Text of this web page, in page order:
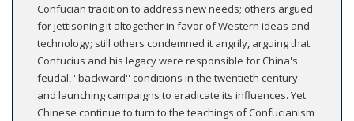
Confucian tradition to address new needs; others argued
for jettisoning it altogether in favor of Western ideas and
technology; still others condemned it angrily, arguing that
Confucius and his legacy were responsible for China's
feudal, ''backward'' conditions in the twentieth century
and launching campaigns to eradicate its influences. Yet
Chinese continue to turn to the teachings of Confucianism